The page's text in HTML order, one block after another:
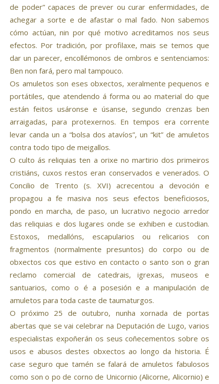
de poder” capaces de prever ou curar enfermidades, de
achegar a sorte e de afastar o mal fado. Non sabemos
cómo actúan, nin por qué motivo acreditamos nos seus
efectos. Por tradición, por profilaxe, mais se temos que
dar un parecer, encollémonos de ombros e sentenciamos:
Ben non fará, pero mal tampouco.
Os amuletos son eses obxectos, xeralmente pequenos e
portátiles, que atendendo á forma ou ao material do que
están feitos usáronse e úsanse, segundo crenzas ben
arraigadas, para protexernos. En tempos era corrente
levar canda un a “bolsa dos atavíos”, un “kit” de amuletos
contra todo tipo de meigallos.
O culto ás reliquias ten a orixe no martirio dos primeiros
cristiáns, cuxos restos eran conservados e venerados. O
Concilio de Trento (s. XVI) acrecentou a devoción e
propagou a fe masiva nos seus efectos beneficiosos,
pondo en marcha, de paso, un lucrativo negocio arredor
das reliquias e dos lugares onde se exhiben e custodian.
Estoxos, medallóns, escapularios ou relicarios con
fragmentos (normalmente presuntos) do corpo ou de
obxectos cos que estivo en contacto o santo son o gran
reclamo comercial de catedrais, igrexas, museos e
santuarios, como o é a posesión e a manipulación de
amuletos para toda caste de taumaturgos.
O próximo 25 de outubro, nunha xornada de portas
abertas que se vai celebrar na Deputación de Lugo, varios
especialistas expoñerán os seus coñecementos sobre os
usos e abusos destes obxectos ao longo da historia. É
case seguro que tamén se falará de amuletos fabulosos
como son o po de corno de Unicornio (Alicorne, Alicornio) e